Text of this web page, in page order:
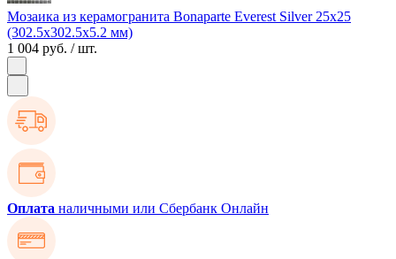
Мозаика из керамогранита Bonaparte Everest Silver 25х25
(302.5х302.5х5.2 мм)
1 004 руб. / шт.
Оплата наличными или Сбербанк Онлайн